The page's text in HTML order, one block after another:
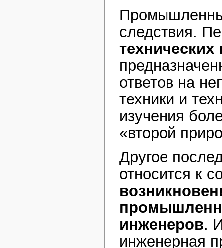
следствия.
технических
ответов на
техники и
изучения
«второй
Другое
относится к
инженеров.
инженерная